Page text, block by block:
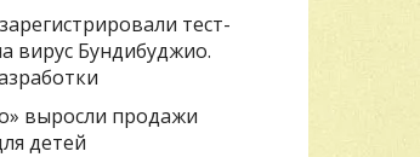
тест-
вирус Бундибуджио.
выросли продажи
детей